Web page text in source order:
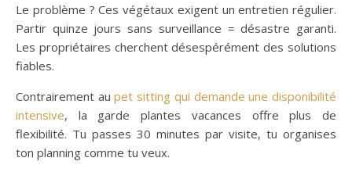
Le problème ? Ces végétaux exigent un entretien régulier.
Partir quinze jours sans surveillance = désastre garanti.
Les propriétaires cherchent désespérément des solutions
fiables.
Contrairement aupet sitting qui demande une disponibilité
intensive, la garde plantes vacances offre plus de
flexibilité. Tu passes 30 minutes par visite, tu organises
ton planning comme tu veux.